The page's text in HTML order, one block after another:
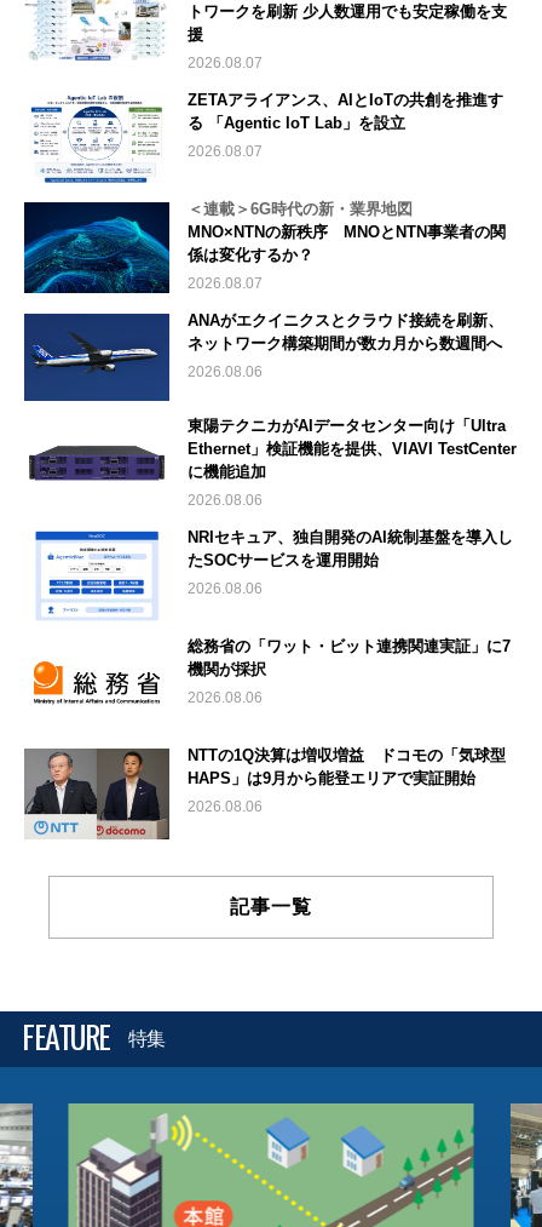
トワークを刷新 少人数運用でも安定稼働を支
援
2026.08.07
ZETAアライアンス、AIとIoTの共創を推進す
る 「Agentic IoT Lab」を設立
2026.08.07
＜連載＞6G時代の新・業界地図
MNO×NTNの新秩序 MNOとNTN事業者の関
係は変化するか？
2026.08.07
ANAがエクイニクスとクラウド接続を刷新、
ネットワーク構築期間が数カ月から数週間へ
2026.08.06
東陽テクニカがAIデータセンター向け「Ultra
Ethernet」検証機能を提供、VIAVI TestCenter
に機能追加
2026.08.06
NRIセキュア、独自開発のAI統制基盤を導入し
たSOCサービスを運用開始
2026.08.06
総務省の「ワット・ビット連携関連実証」に7
機関が採択
2026.08.06
NTTの1Q決算は増収増益 ドコモの「気球型
HAPS」は9月から能登エリアで実証開始
2026.08.06
記事一覧
FEATURE 特集